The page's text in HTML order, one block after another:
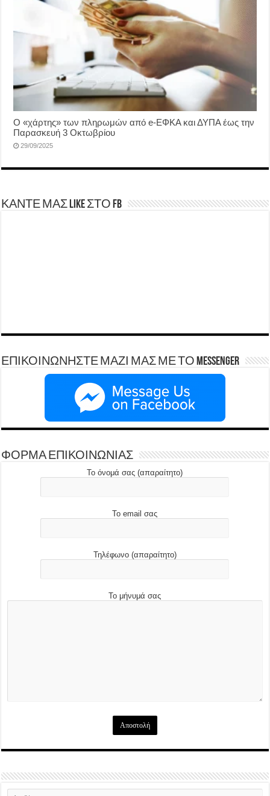
Ο «χάρτης» των πληρωμών από e-ΕΦΚΑ και ΔΥΠΑ έως την
Παρασκευή 3 Οκτωβρίου
29/09/2025
ΚΑΝΤΕ ΜΑΣ LIKE ΣΤΟ FB
ΕΠΙΚΟΙΝΩΝΗΣΤΕ ΜΑΖΙ ΜΑΣ ΜΕ ΤΟ Messenger
ΦΟΡΜΑ ΕΠΙΚΟΙΝΩΝΙΑΣ
Το όνομά σας (απαραίτητο)
Το email σας
Τηλέφωνο (απαραίτητο)
Το μήνυμά σας